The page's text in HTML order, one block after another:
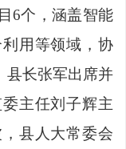
6个，涵盖智能
用等领域，协
县长张军出席并
主任刘子辉主
县人大常委会